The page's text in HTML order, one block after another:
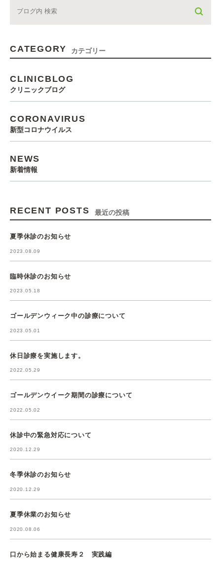
CATEGORY カテゴリー
CLINICBLOG
クリニックブログ
CORONAVIRUS
新型コロナウイルス
NEWS
新着情報
RECENT POSTS 最近の投稿
夏季休診のお知らせ
2023.08.09
臨時休診のお知らせ
2023.05.18
ゴールデンウィーク中の診療について
2023.05.01
休日診療を実施します。
2022.05.29
ゴールデンウイーク期間の診療について
2022.05.02
休診中の緊急対応について
2020.12.29
冬季休診のお知らせ
2020.12.29
夏季休業のお知らせ
2020.08.06
口から始まる健康長寿２ 実践編